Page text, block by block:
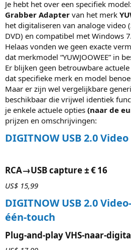
g
Je hebt het over een specifiek
Grabber Adapter van het merk
het digitaliseren van analoge video
DVD) en compatibel met Windows
Helaas vonden we geen exacte
dat merkmodel “YUWJOOWEE” in
Er blijken geen betrouwbare
dat specifieke merk en model
Maar er zijn wel vergelijkbare
beschikbaar die vrijwel identiek
je enkele actuele opties (naar de
prijzen en omschrijvingen:
DIGITNOW USB 2.0
RCA→USB capture ± € 16​
US$ 15,99
DIGITNOW USB 2.0
één‑touch
Plug‑and‑play